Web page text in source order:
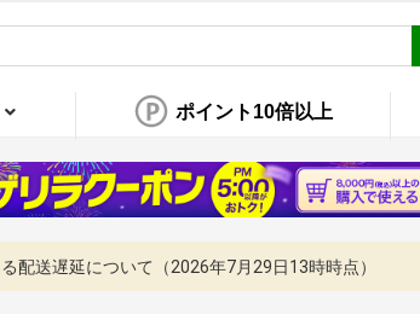
ポイント10倍以上
配送遅延について（2026年7月29日13時時点）